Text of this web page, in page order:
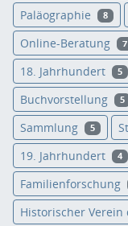
Paläographie 8
Online-Beratung 7
18. Jahrhundert 5
Buchvorstellung 5
Sammlung 5
19. Jahrhundert 4
Familienforschung
Historischer Verein